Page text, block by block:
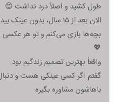
طول کشید و اصلاً درد نداشت 😍
الان بعد از ۱۵ سال،
بچه‌ها بازی می‌کنم و تو هر
💖
واقعاً بهترین تصمیم زندگیم بود.
گفتم اگر کسی عینکی هست و دنبال
باهاشون مشاوره بگیره